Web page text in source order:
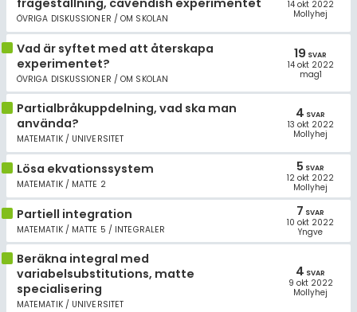
frågeställning, cavendish experimentet
ÖVRIGA DISKUSSIONER / OM SKOLAN
14 okt 2022
Mollyhej
Vad är syftet med att återskapa
experimentet?
ÖVRIGA DISKUSSIONER / OM SKOLAN
19 SVAR
14 okt 2022
mag1
Partialbråkuppdelning, vad ska man
använda?
MATEMATIK / UNIVERSITET
4 SVAR
13 okt 2022
Mollyhej
Lösa ekvationssystem
MATEMATIK / MATTE 2
5 SVAR
12 okt 2022
Mollyhej
Partiell integration
MATEMATIK / MATTE 5 / INTEGRALER
7 SVAR
10 okt 2022
Yngve
Beräkna integral med
variabelsubstitutions, matte
specialisering
MATEMATIK / UNIVERSITET
4 SVAR
9 okt 2022
Mollyhej